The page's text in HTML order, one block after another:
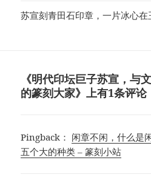
苏宣刻青田石印章，一片冰心
《明代印坛巨子苏宣，与
的篆刻大家》上有1条评论
Pingback： 闲章不闲，什么是
五个大的种类 – 篆刻小站